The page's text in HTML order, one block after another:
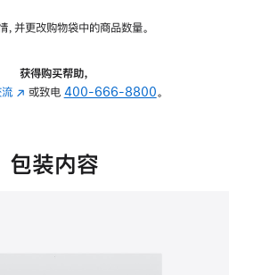
并更改购物袋中的商品数量。
获得购买帮助，
流 (在
中
或致电 400-666-8800。
包装内容